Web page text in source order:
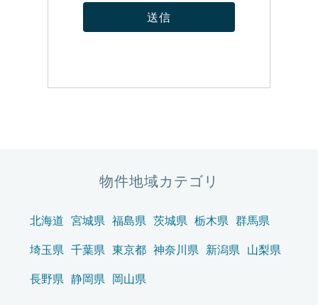
物件地域カテゴリ
北海道 宮城県 福島県 茨城県 栃木県 群馬県
埼玉県 千葉県 東京都 神奈川県 新潟県 山梨県
長野県 静岡県 岡山県